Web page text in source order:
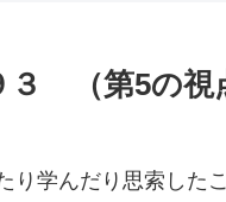
（第5の視
り学んだり思索した